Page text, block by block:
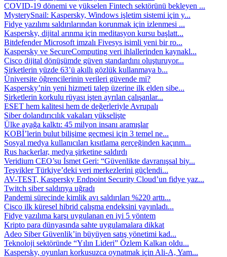
COVID-19 dönemi ve yükselen Fintech sektörünü bekleyen ...
MysterySnail: Kaspersky, Windows işletim sistemi için y...
Fidye yazılımı saldırılarından korunmak için izlenmesi ...
Kaspersky, dijital arınma için meditasyon kursu başlatt...
Bitdefender Microsoft imzalı Fivesys isimli yeni bir ro...
Kaspersky ve SecureComputing veri ihlallerinden kaynakl...
Cisco dijital dönüşümde güven standardını oluşturuyor...
Şirketlerin yüzde 63’ü akıllı gözlük kullanmaya b...
Üniversite öğrencilerinin verileri güvende mi?
Kaspersky’nin yeni hizmeti talep üzerine ilk elden sibe...
Şirketlerin korkulu rüyası işten ayrılan çalışanlar...
ESET hem kalitesi hem de değerleriyle Avrupalı
Siber dolandırıcılık vakaları yükselişte
Ülke ayağa kalktı: 45 milyon insanı aramışlar
KOBİ’lerin bulut bilişime geçmesi için 3 temel ne...
Sosyal medya kullanıcıları kısıtlama gerçeğinden kaçınm...
Rus hackerlar, medya şirketine saldırdı
Veridium CEO’su İsmet Geri: “Güvenlikte davranışsal biy...
Teşvikler Türkiye’deki veri merkezlerini güçlendi...
AV-TEST, Kaspersky Endpoint Security Cloud’un fidye yaz...
Twitch siber saldırıya uğradı
Pandemi sürecinde kimlik avı saldırıları %220 arttı...
Cisco ilk küresel hibrid çalışma endeksini yayınladı...
Fidye yazılıma karşı uygulanan en iyi 5 yöntem
Kripto para dünyasında sahte uygulamalara dikkat
Adeo Siber Güvenlik’in büyüyen satış yönetimi kad...
Teknoloji sektöründe “Yılın Lideri” Özlem Kalkan oldu...
Kaspersky, oyunları korkusuzca oynatmak için Ali-A, Yam...